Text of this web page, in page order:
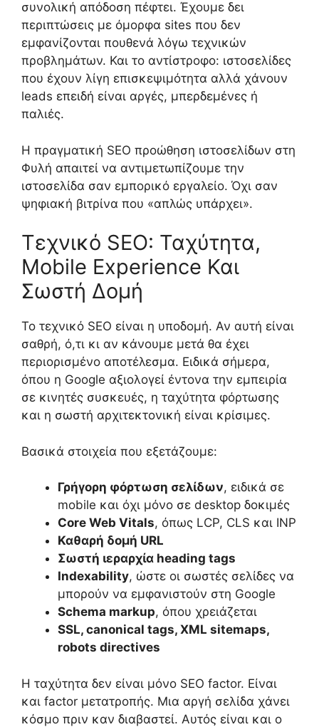
συνολική απόδοση πέφτει. Έχουμε δει
περιπτώσεις με όμορφα sites που δεν
εμφανίζονται πουθενά λόγω τεχνικών
προβλημάτων. Και το αντίστροφο: ιστοσελίδες
που έχουν λίγη επισκεψιμότητα αλλά χάνουν
leads επειδή είναι αργές, μπερδεμένες ή
παλιές.
Η πραγματική SEO προώθηση ιστοσελίδων στη
Φυλή απαιτεί να αντιμετωπίζουμε την
ιστοσελίδα σαν εμπορικό εργαλείο. Όχι σαν
ψηφιακή βιτρίνα που «απλώς υπάρχει».
Τεχνικό SEO: Ταχύτητα,
Mobile Experience Και
Σωστή Δομή
Το τεχνικό SEO είναι η υποδομή. Αν αυτή είναι
σαθρή, ό,τι κι αν κάνουμε μετά θα έχει
περιορισμένο αποτέλεσμα. Ειδικά σήμερα,
όπου η Google αξιολογεί έντονα την εμπειρία
σε κινητές συσκευές, η ταχύτητα φόρτωσης
και η σωστή αρχιτεκτονική είναι κρίσιμες.
Βασικά στοιχεία που εξετάζουμε:
Γρήγορη φόρτωση σελίδων, ειδικά σε
mobile και όχι μόνο σε desktop δοκιμές
Core Web Vitals, όπως LCP, CLS και INP
Καθαρή δομή URL
Σωστή ιεραρχία heading tags
Indexability, ώστε οι σωστές σελίδες να
μπορούν να εμφανιστούν στη Google
Schema markup, όπου χρειάζεται
SSL, canonical tags, XML sitemaps,
robots directives
Η ταχύτητα δεν είναι μόνο SEO factor. Είναι
και factor μετατροπής. Μια αργή σελίδα χάνει
κόσμο πριν καν διαβαστεί. Αυτός είναι και ο